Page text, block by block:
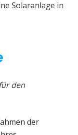
Solaranlage in
den
der